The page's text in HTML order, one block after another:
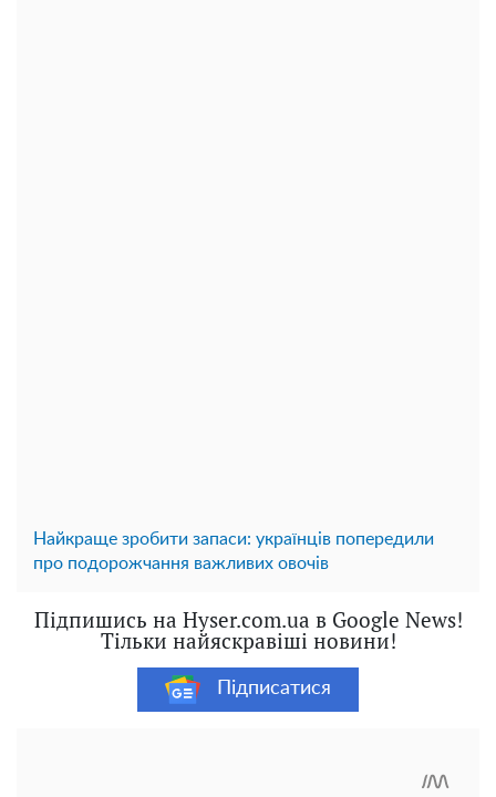
Найкраще зробити запаси: українців попередили
про подорожчання важливих овочів
Підпишись на Hyser.com.ua в Google News!
Тільки найяскравіші новини!
Підписатися